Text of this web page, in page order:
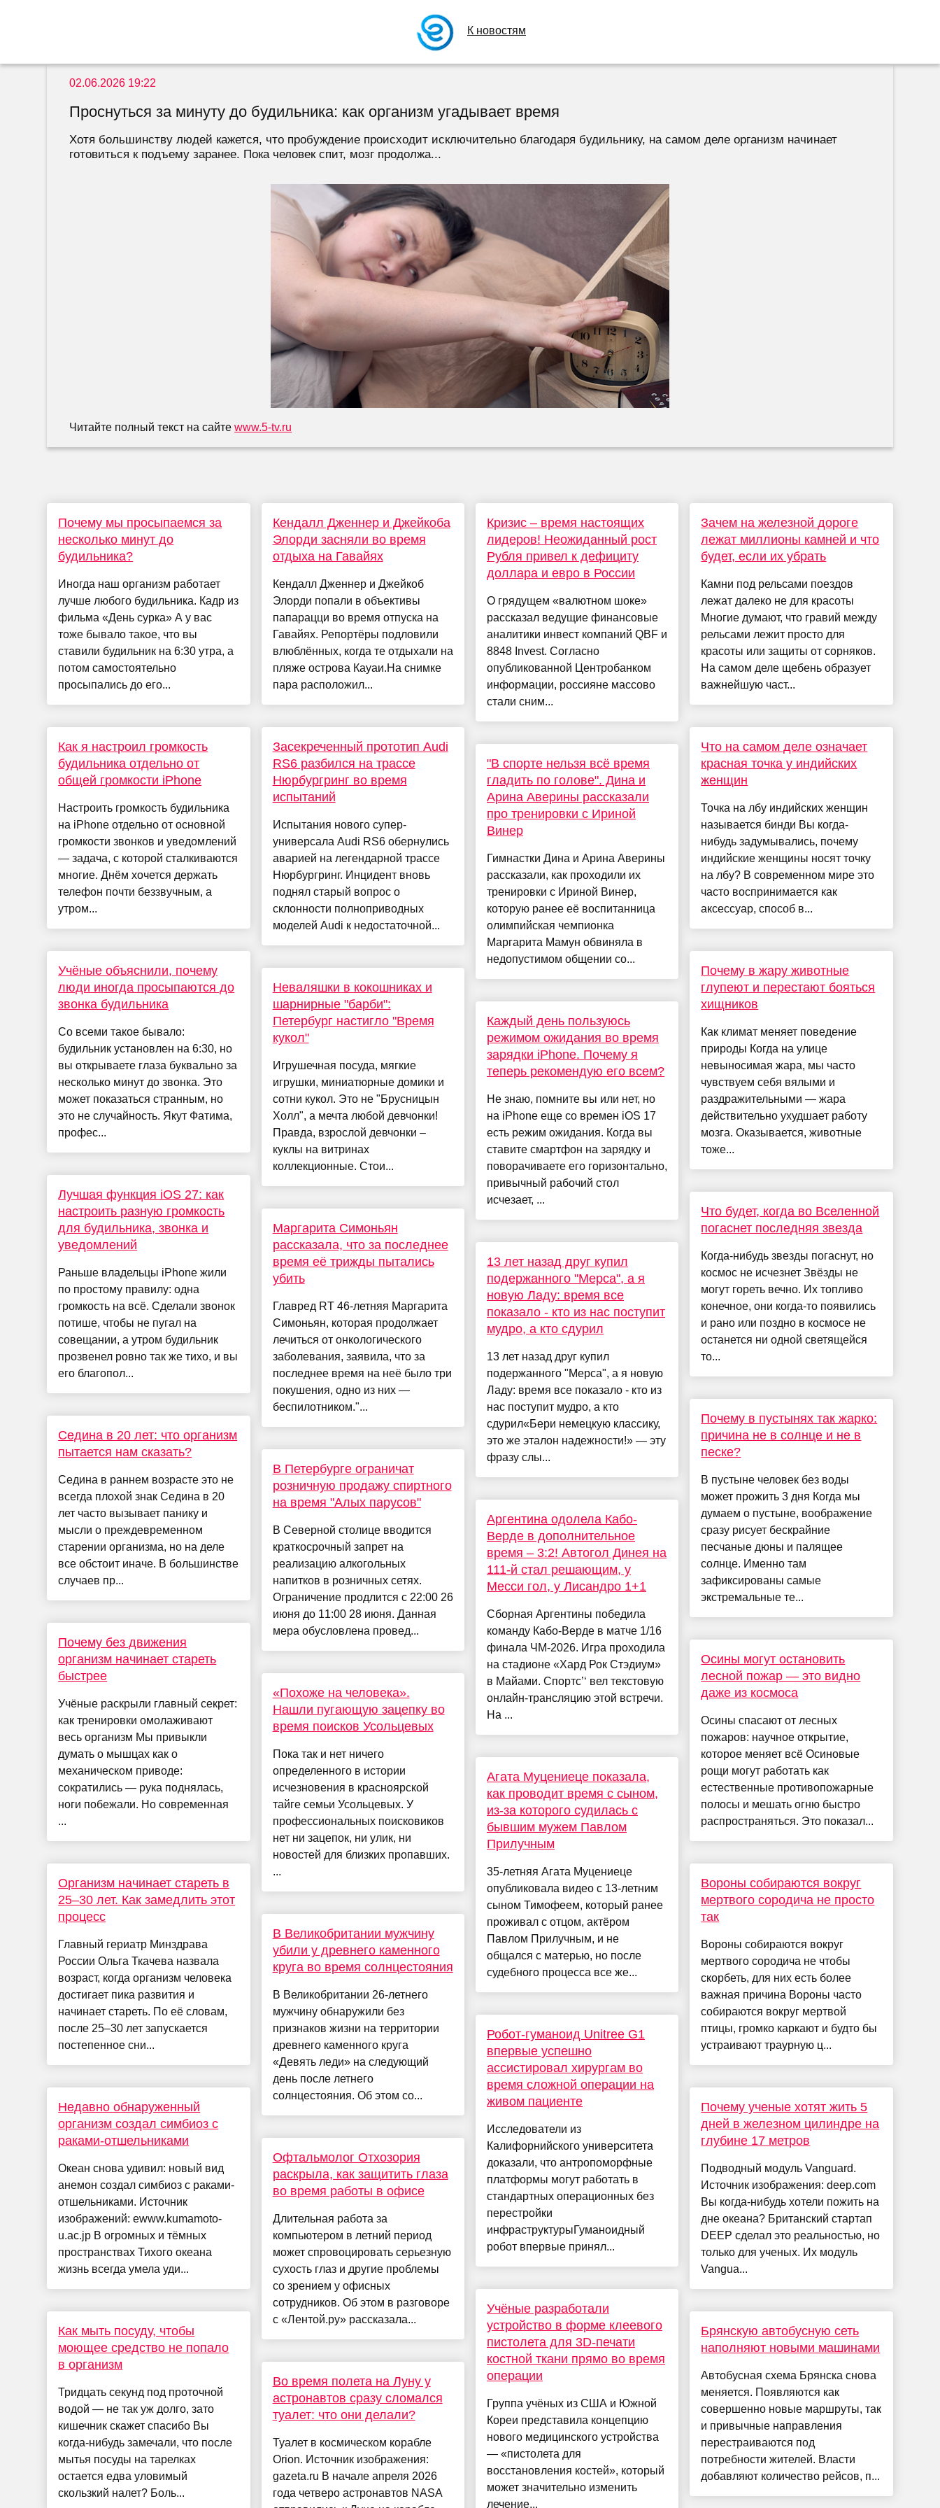
К новостям
02.06.2026 19:22
Проснуться за минуту до будильника: как организм угадывает время
Хотя большинству людей кажется, что пробуждение происходит исключительно благодаря будильнику, на самом деле организм начинает
готовиться к подъему заранее. Пока человек спит, мозг продолжа...
Читайте полный текст на сайтеwww.5-tv.ru
Почему мы просыпаемся за
несколько минут до
будильника?
Иногда наш организм работает
лучше любого будильника. Кадр из
фильма «День сурка» А у вас
тоже бывало такое, что вы
ставили будильник на 6:30 утра, а
потом самостоятельно
просыпались до его...
Как я настроил громкость
будильника отдельно от
общей громкости iPhone
Настроить громкость будильника
на iPhone отдельно от основной
громкости звонков и уведомлений
— задача, с которой сталкиваются
многие. Днём хочется держать
телефон почти беззвучным, а
утром...
Учёные объяснили, почему
люди иногда просыпаются до
звонка будильника
Со всеми такое бывало:
будильник установлен на 6:30, но
вы открываете глаза буквально за
несколько минут до звонка. Это
может показаться странным, но
это не случайность. Якут Фатима,
профес...
Лучшая функция iOS 27: как
настроить разную громкость
для будильника, звонка и
уведомлений
Раньше владельцы iPhone жили
по простому правилу: одна
громкость на всё. Сделали звонок
потише, чтобы не пугал на
совещании, а утром будильник
прозвенел ровно так же тихо, и вы
его благопол...
Седина в 20 лет: что организм
пытается нам сказать?
Седина в раннем возрасте это не
всегда плохой знак Седина в 20
лет часто вызывает панику и
мысли о преждевременном
старении организма, но на деле
все обстоит иначе. В большинстве
случаев пр...
Почему без движения
организм начинает стареть
быстрее
Учёные раскрыли главный секрет:
как тренировки омолаживают
весь организм Мы привыкли
думать о мышцах как о
механическом приводе:
сократились — рука поднялась,
ноги побежали. Но современная
...
Организм начинает стареть в
25–30 лет. Как замедлить этот
процесс
Главный гериатр Минздрава
России Ольга Ткачева назвала
возраст, когда организм человека
достигает пика развития и
начинает стареть. По её словам,
после 25–30 лет запускается
постепенное сни...
Недавно обнаруженный
организм создал симбиоз с
раками-отшельниками
Океан снова удивил: новый вид
анемон создал симбиоз с раками-
отшельниками. Источник
изображений: ewww.kumamoto-
u.ac.jp В огромных и тёмных
пространствах Тихого океана
жизнь всегда умела уди...
Как мыть посуду, чтобы
моющее средство не попало
в организм
Тридцать секунд под проточной
водой — не так уж долго, зато
кишечник скажет спасибо Вы
когда-нибудь замечали, что после
мытья посуды на тарелках
остается едва уловимый
скользкий налет? Боль...
Кендалл Дженнер и Джейкоба
Элорди засняли во время
отдыха на Гавайях
Кендалл Дженнер и Джейкоб
Элорди попали в объективы
папарацци во время отпуска на
Гавайях. Репортёры подловили
влюблённых, когда те отдыхали на
пляже острова Кауаи.На снимке
пара расположил...
Засекреченный прототип Audi
RS6 разбился на трассе
Нюрбургринг во время
испытаний
Испытания нового супер-
универсала Audi RS6 обернулись
аварией на легендарной трассе
Нюрбургринг. Инцидент вновь
поднял старый вопрос о
склонности полноприводных
моделей Audi к недостаточной...
Неваляшки в кокошниках и
шарнирные "барби":
Петербург настигло "Время
кукол"
Игрушечная посуда, мягкие
игрушки, миниатюрные домики и
сотни кукол. Это не "Брусницын
Холл", а мечта любой девчонки!
Правда, взрослой девчонки –
куклы на витринах
коллекционные. Стои...
Маргарита Симоньян
рассказала, что за последнее
время её трижды пытались
убить
Главред RT 46-летняя Маргарита
Симоньян, которая продолжает
лечиться от онкологического
заболевания, заявила, что за
последнее время на неё было три
покушения, одно из них —
беспилотником."...
В Петербурге ограничат
розничную продажу спиртного
на время "Алых парусов"
В Северной столице вводится
краткосрочный запрет на
реализацию алкогольных
напитков в розничных сетях.
Ограничение продлится с 22:00 26
июня до 11:00 28 июня. Данная
мера обусловлена провед...
«Похоже на человека».
Нашли пугающую зацепку во
время поисков Усольцевых
Пока так и нет ничего
определенного в истории
исчезновения в красноярской
тайге семьи Усольцевых. У
профессиональных поисковиков
нет ни зацепок, ни улик, ни
новостей для близких пропавших.
...
В Великобритании мужчину
убили у древнего каменного
круга во время солнцестояния
В Великобритании 26-летнего
мужчину обнаружили без
признаков жизни на территории
древнего каменного круга
«Девять леди» на следующий
день после летнего
солнцестояния. Об этом со...
Офтальмолог Отхозория
раскрыла, как защитить глаза
во время работы в офисе
Длительная работа за
компьютером в летний период
может спровоцировать серьезную
сухость глаз и другие проблемы
со зрением у офисных
сотрудников. Об этом в разговоре
с «Лентой.ру» рассказала...
Во время полета на Луну у
астронавтов сразу сломался
туалет: что они делали?
Туалет в космическом корабле
Orion. Источник изображения:
gazeta.ru В начале апреля 2026
года четверо астронавтов NASA
Кризис – время настоящих
лидеров! Неожиданный рост
Рубля привел к дефициту
доллара и евро в России
О грядущем «валютном шоке»
рассказал ведущие финансовые
аналитики инвест компаний QBF и
8848 Invest. Согласно
опубликованной Центробанком
информации, россияне массово
стали сним...
"В спорте нельзя всё время
гладить по голове". Дина и
Арина Аверины рассказали
про тренировки с Ириной
Винер
Гимнастки Дина и Арина Аверины
рассказали, как проходили их
тренировки с Ириной Винер,
которую ранее её воспитанница
олимпийская чемпионка
Маргарита Мамун обвиняла в
недопустимом общении со...
Каждый день пользуюсь
режимом ожидания во время
зарядки iPhone. Почему я
теперь рекомендую его всем?
Не знаю, помните вы или нет, но
на iPhone еще со времен iOS 17
есть режим ожидания. Когда вы
ставите смартфон на зарядку и
поворачиваете его горизонтально,
привычный рабочий стол
исчезает, ...
13 лет назад друг купил
подержанного "Мерса", а я
новую Ладу: время все
показало - кто из нас поступит
мудро, а кто сдурил
13 лет назад друг купил
подержанного "Мерса", а я новую
Ладу: время все показало - кто из
нас поступит мудро, а кто
сдурил«Бери немецкую классику,
это же эталон надежности!» — эту
фразу слы...
Аргентина одолела Кабо-
Верде в дополнительное
время – 3:2! Автогол Динея на
111-й стал решающим, у
Месси гол, у Лисандро 1+1
Сборная Аргентины победила
команду Кабо-Верде в матче 1/16
финала ЧМ-2026. Игра проходила
на стадионе «Хард Рок Стэдиум»
в Майами. Спортс’‘ вел текстовую
онлайн-трансляцию этой встречи.
На ...
Агата Муцениеце показала,
как проводит время с сыном,
из-за которого судилась с
бывшим мужем Павлом
Прилучным
35-летняя Агата Муцениеце
опубликовала видео с 13-летним
сыном Тимофеем, который ранее
проживал с отцом, актёром
Павлом Прилучным, и не
общался с матерью, но после
судебного процесса все же...
Робот-гуманоид Unitree G1
впервые успешно
ассистировал хирургам во
время сложной операции на
живом пациенте
Исследователи из
Калифорнийского университета
доказали, что антропоморфные
платформы могут работать в
стандартных операционных без
перестройки
инфраструктурыГуманоидный
робот впервые принял...
Учёные разработали
устройство в форме клеевого
пистолета для 3D-печати
костной ткани прямо во время
операции
Группа учёных из США и Южной
Кореи представила концепцию
нового медицинского устройства
— «пистолета для
восстановления костей», который
может значительно изменить
лечение...
Зачем на железной дороге
лежат миллионы камней и что
будет, если их убрать
Камни под рельсами поездов
лежат далеко не для красоты
Многие думают, что гравий между
рельсами лежит просто для
красоты или защиты от сорняков.
На самом деле щебень образует
важнейшую част...
Что на самом деле означает
красная точка у индийских
женщин
Точка на лбу индийских женщин
называется бинди Вы когда-
нибудь задумывались, почему
индийские женщины носят точку
на лбу? В современном мире это
часто воспринимается как
аксессуар, способ в...
Почему в жару животные
глупеют и перестают бояться
хищников
Как климат меняет поведение
природы Когда на улице
невыносимая жара, мы часто
чувствуем себя вялыми и
раздражительными — жара
действительно ухудшает работу
мозга. Оказывается, животные
тоже...
Что будет, когда во Вселенной
погаснет последняя звезда
Когда-нибудь звезды погаснут, но
космос не исчезнет Звёзды не
могут гореть вечно. Их топливо
конечное, они когда-то появились
и рано или поздно в космосе не
останется ни одной светящейся
то...
Почему в пустынях так жарко:
причина не в солнце и не в
песке?
В пустыне человек без воды
может прожить 3 дня Когда мы
думаем о пустыне, воображение
сразу рисует бескрайние
песчаные дюны и палящее
солнце. Именно там
зафиксированы самые
экстремальные те...
Осины могут остановить
лесной пожар — это видно
даже из космоса
Осины спасают от лесных
пожаров: научное открытие,
которое меняет всё Осиновые
рощи могут работать как
естественные противопожарные
полосы и мешать огню быстро
распространяться. Это показал...
Вороны собираются вокруг
мертвого сородича не просто
так
Вороны собираются вокруг
мертвого сородича не чтобы
скорбеть, для них есть более
важная причина Вороны часто
собираются вокруг мертвой
птицы, громко каркают и будто бы
устраивают траурную ц...
Почему ученые хотят жить 5
дней в железном цилиндре на
глубине 17 метров
Подводный модуль Vanguard.
Источник изображения: deep.com
Вы когда-нибудь хотели пожить на
дне океана? Британский стартап
DEEP сделал это реальностью, но
только для ученых. Их модуль
Vangua...
Брянскую автобусную сеть
наполняют новыми машинами
Автобусная схема Брянска снова
меняется. Появляются как
совершенно новые маршруты, так
и привычные направления
перестраиваются под
потребности жителей. Власти
добавляют количество рейсов, п...